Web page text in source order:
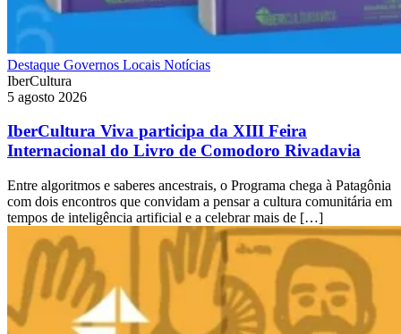
Destaque Governos Locais Notícias
IberCultura
5 agosto 2026
IberCultura Viva participa da XIII Feira
Internacional do Livro de Comodoro Rivadavia
Entre algoritmos e saberes ancestrais, o Programa chega à Patagônia
com dois encontros que convidam a pensar a cultura comunitária em
tempos de inteligência artificial e a celebrar mais de […]